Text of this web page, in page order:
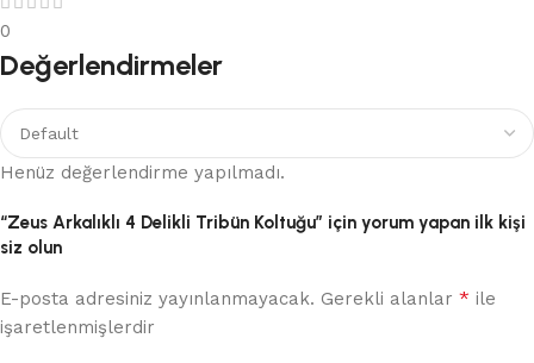
0
Değerlendirmeler
Henüz değerlendirme yapılmadı.
“Zeus Arkalıklı 4 Delikli Tribün Koltuğu” için yorum yapan ilk kişi
siz olun
E-posta adresiniz yayınlanmayacak. Gerekli alanlar * ile
işaretlenmişlerdir